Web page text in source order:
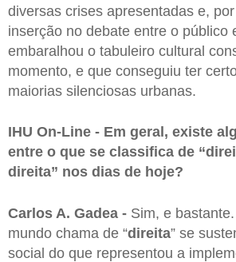
diversas crises apresentadas e,
inserção no debate entre o público
embaralhou o tabuleiro cultural
momento, e que conseguiu ter
maiorias silenciosas urbanas.
IHU On-Line - Em geral, existe
entre o que se classifica de
direita” nos dias de hoje?
Carlos A. Gadea - Sim, e
mundo chama de “direita” se
social do que representou a